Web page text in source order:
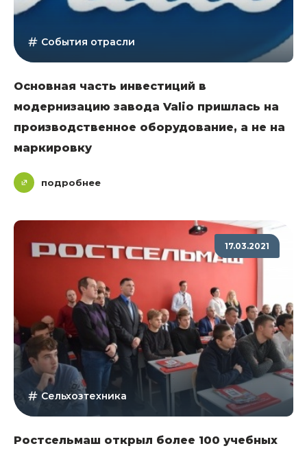
События отрасли
Основная часть инвестиций в
модернизацию завода Valio пришлась на
производственное оборудование, а не на
маркировку
подробнее
17.03.2021
Сельхозтехника
Ростсельмаш открыл более 100 учебных